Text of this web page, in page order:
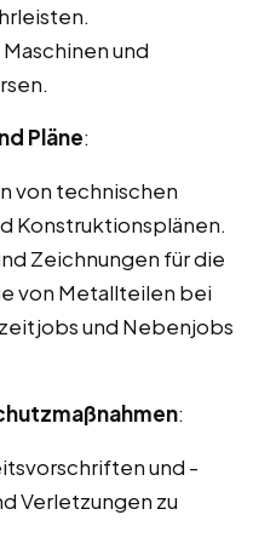
und
Pläne:
von technischen
Konstruktionsplänen.
Zeichnungen für die
von Metallteilen bei
und Nebenjobs
:
und -
Verletzungen zu